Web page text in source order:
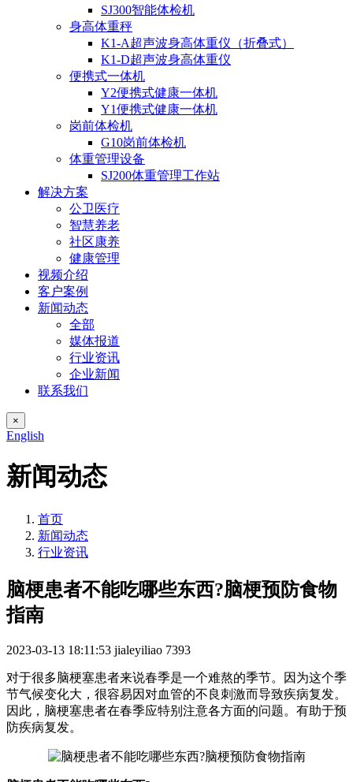
SJ300智能体检机
身高体重秤
K1-A超声波身高体重仪（折叠式）
K1-D超声波身高体重仪
便携式一体机
Y2便携式健康一体机
Y1便携式健康一体机
岗前体检机
G10岗前体检机
体重管理设备
SJ200体重管理工作站
解决方案
公卫医疗
智慧养老
社区康养
健康管理
视频介绍
客户案例
新闻动态
全部
媒体报道
行业资讯
企业新闻
联系我们
×
English
新闻动态
首页
新闻动态
行业资讯
脑梗患者不能吃哪些东西?脑梗预防食物
指南
2023-03-13 18:11:53 jialeyiliao 7393
对于很多脑梗塞患者来说春季是一个难熬的季节。因为这个季
节气候变化大，很容易因对血管的不良刺激而导致疾病复发。
因此，脑梗塞患者在春季应特别注意各方面的问题。有助于预
防疾病复发。